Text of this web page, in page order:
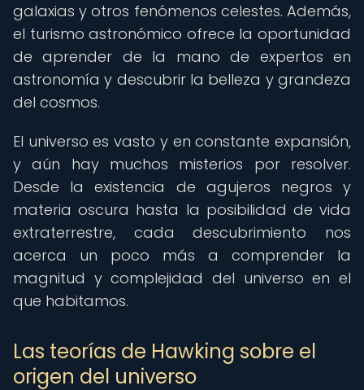
galaxias y otros fenómenos celestes. Además,
el turismo astronómico ofrece la oportunidad
de aprender de la mano de expertos en
astronomía y descubrir la belleza y grandeza
del cosmos.
El universo es vasto y en constante expansión,
y aún hay muchos misterios por resolver.
Desde la existencia de agujeros negros y
materia oscura hasta la posibilidad de vida
extraterrestre, cada descubrimiento nos
acerca un poco más a comprender la
magnitud y complejidad del universo en el
que habitamos.
Las teorías de Hawking sobre el
origen del universo